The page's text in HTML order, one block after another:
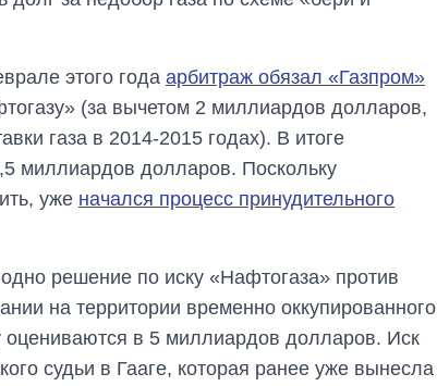
этого года арбитраж обязал «Газпром»
(за вычетом 2 миллиардов долларов,
газа в 2014-2015 годах). В итоге
миллиардов долларов. Поскольку
уже начался процесс принудительного
решение по иску «Нафтогаза» против
на территории временно оккупированного
в 5 миллиардов долларов. Иск
судьи в Гааге, которая ранее уже вынесла
Как за 10 лет
изменилось
количество
поступающих в
бакалавриат,
магистратуру и